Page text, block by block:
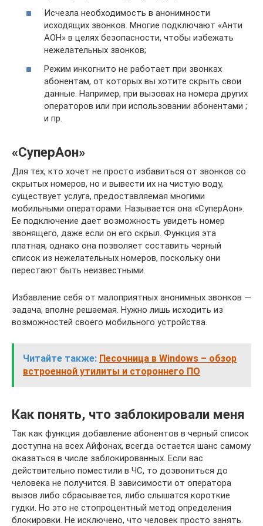
Исчезла необходимость в анонимности
исходящих звонков. Многие подключают «Анти
АОН» в целях безопасности, чтобы избежать
нежелательных звонков;
Режим инкогнито не работает при звонках
абонентам, от которых вы хотите скрыть свои
данные. Например, при вызовах на номера других
операторов или при использовании абонентами ;
и пр.
«СуперАон»
Для тех, кто хочет не просто избавиться от звонков со
скрытых номеров, но и вывести их на чистую воду,
существует услуга, предоставляемая многими
мобильными операторами. Называется она «СуперАон».
Ее подключение дает возможность увидеть номер
звонящего, даже если он его скрыл. Функция эта
платная, однако она позволяет составить черный
список из нежелательных номеров, поскольку они
перестают быть неизвестными.
Избавление себя от малоприятных анонимных звонков —
задача, вполне решаемая. Нужно лишь исходить из
возможностей своего мобильного устройства.
Читайте также: Песочница в Windows – обзор
встроенной утилиты и стороннего ПО
Как понять, что заблокировали меня
Так как функция добавление абонентов в черный список
доступна на всех Айфонах, всегда остается шанс самому
оказаться в числе заблокированных. Если вас
действительно поместили в ЧС, то дозвониться до
человека не получится. В зависимости от оператора
вызов либо сбрасывается, либо слышатся короткие
гудки. Но это не стопроцентный метод определения
блокировки. Не исключено, что человек просто занять.